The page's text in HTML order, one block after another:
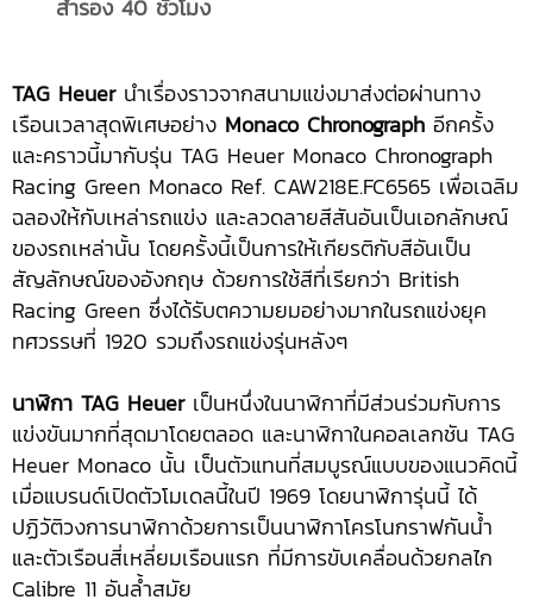
สำรอง 40 ชั่วโมง
TAG Heuerนำเรื่องราวจากสนามแข่งมาส่งต่อผ่านทาง
เรือนเวลาสุดพิเศษอย่าง Monaco Chronograph อีกครั้ง
และคราวนี้มากับรุ่น TAG Heuer Monaco Chronograph
Racing Green Monaco Ref. CAW218E.FC6565 เพื่อเฉลิม
ฉลองให้กับเหล่ารถแข่ง และลวดลายสีสันอันเป็นเอกลักษณ์
ของรถเหล่านั้น โดยครั้งนี้เป็นการให้เกียรติกับสีอันเป็น
สัญลักษณ์ของอังกฤษ ด้วยการใช้สีที่เรียกว่า British
Racing Green ซึ่งได้รับตความยมอย่างมากในรถแข่งยุค
ทศวรรษที่ 1920 รวมถึงรถแข่งรุ่นหลังๆ
นาฬิกา TAG Heuerเป็นหนึ่งในนาฬิกาที่มีส่วนร่วมกับการ
แข่งขันมากที่สุดมาโดยตลอด และนาฬิกาในคอลเลกชัน TAG
Heuer Monaco นั้น เป็นตัวแทนที่สมบูรณ์แบบของแนวคิดนี้
เมื่อแบรนด์เปิดตัวโมเดลนี้ในปี 1969 โดยนาฬิการุ่นนี้ ได้
ปฏิวัติวงการนาฬิกาด้วยการเป็นนาฬิกาโครโนกราฟกันน้ำ
และตัวเรือนสี่เหลี่ยมเรือนแรก ที่มีการขับเคลื่อนด้วยกลไก
Calibre 11 อันล้ำสมัย